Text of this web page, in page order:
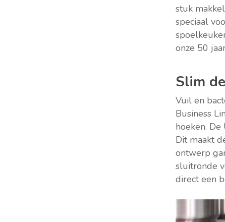
stuk
speciaal
onze 50
Slim
Vuil en
Business
hoeken.
Dit maakt
ontwerp
sluitronde
direct een